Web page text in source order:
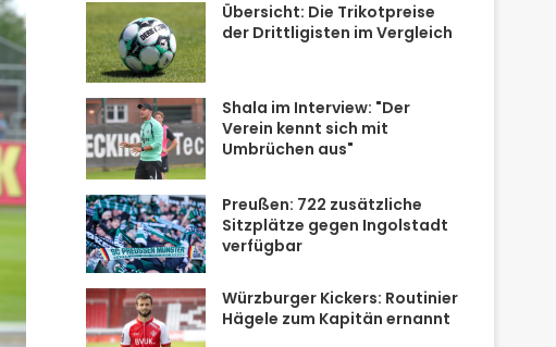
Übersicht: Die Trikotpreise
der Drittligisten im Vergleich
Shala im Interview: "Der
Verein kennt sich mit
Umbrüchen aus"
Preußen: 722 zusätzliche
Sitzplätze gegen Ingolstadt
verfügbar
Würzburger Kickers: Routinier
Hägele zum Kapitän ernannt